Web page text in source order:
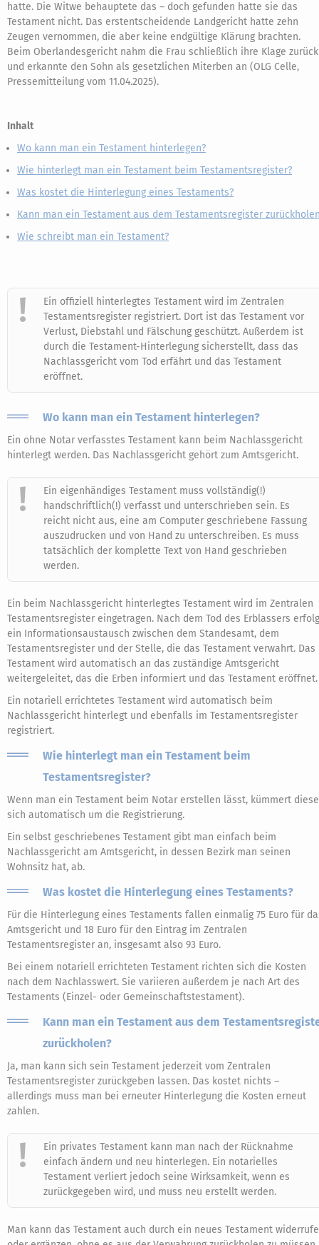
hatte. Die Witwe behauptete das – doch gefunden hatte sie das
Testament nicht. Das erstentscheidende Landgericht hatte zehn
Zeugen vernommen, die aber keine endgültige Klärung brachten.
Beim Oberlandesgericht nahm die Frau schließlich ihre Klage zurück
und erkannte den Sohn als gesetzlichen Miterben an (OLG Celle,
Pressemitteilung vom 11.04.2025).
Inhalt
Wo kann man ein Testament hinterlegen?
Wie hinterlegt man ein Testament beim Testamentsregister?
Was kostet die Hinterlegung eines Testaments?
Kann man ein Testament aus dem Testamentsregister
Wie schreibt man ein Testament?
Ein offiziell hinterlegtes Testament wird im Zentralen
Testamentsregister registriert. Dort ist das Testament vor
Verlust, Diebstahl und Fälschung geschützt. Außerdem ist
durch die Testament-Hinterlegung sicherstellt, dass das
Nachlassgericht vom Tod erfährt und das Testament
eröffnet.
Wo kann man ein Testament hinterlegen?
Ein ohne Notar verfasstes Testament kann beim Nachlassgericht
hinterlegt werden. Das Nachlassgericht gehört zum Amtsgericht.
Ein eigenhändiges Testament muss vollständig(!)
handschriftlich(!) verfasst und unterschrieben sein. Es
reicht nicht aus, eine am Computer geschriebene Fassung
auszudrucken und von Hand zu unterschreiben. Es muss
tatsächlich der komplette Text von Hand geschrieben
werden.
Ein beim Nachlassgericht hinterlegtes Testament wird im Zentralen
Testamentsregister eingetragen. Nach dem Tod des Erblassers
ein Informationsaustausch zwischen dem Standesamt, dem
Testamentsregister und der Stelle, die das Testament verwahrt. Das
Testament wird automatisch an das zuständige Amtsgericht
weitergeleitet, das die Erben informiert und das Testament eröffnet.
Ein notariell errichtetes Testament wird automatisch beim
Nachlassgericht hinterlegt und ebenfalls im Testamentsregister
registriert.
Wie hinterlegt man ein Testament beim
Testamentsregister?
Wenn man ein Testament beim Notar erstellen lässt, kümmert
sich automatisch um die Registrierung.
Ein selbst geschriebenes Testament gibt man einfach beim
Nachlassgericht am Amtsgericht, in dessen Bezirk man seinen
Wohnsitz hat, ab.
Was kostet die Hinterlegung eines Testaments?
Für die Hinterlegung eines Testaments fallen einmalig 75 Euro für
Amtsgericht und 18 Euro für den Eintrag im Zentralen
Testamentsregister an, insgesamt also 93 Euro.
Bei einem notariell errichteten Testament richten sich die Kosten
nach dem Nachlasswert. Sie variieren außerdem je nach Art des
Testaments (Einzel- oder Gemeinschaftstestament).
Kann man ein Testament aus dem
zurückholen?
Ja, man kann sich sein Testament jederzeit vom Zentralen
Testamentsregister zurückgeben lassen. Das kostet nichts –
allerdings muss man bei erneuter Hinterlegung die Kosten erneut
zahlen.
Ein privates Testament kann man nach der Rücknahme
einfach ändern und neu hinterlegen. Ein notarielles
Testament verliert jedoch seine Wirksamkeit, wenn es
zurückgegeben wird, und muss neu erstellt werden.
Man kann das Testament auch durch ein neues Testament